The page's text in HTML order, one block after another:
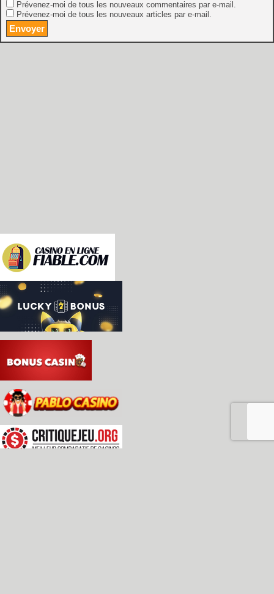
Prévenez-moi de tous les nouveaux commentaires par e-mail.
Prévenez-moi de tous les nouveaux articles par e-mail.